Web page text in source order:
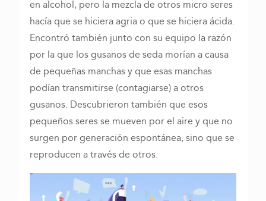
en alcohol, pero la mezcla de otros micro seres
hacía que se hiciera agria o que se hiciera ácida.
Encontró también junto con su equipo la razón
por la que los gusanos de seda morían a causa
de pequeñas manchas y que esas manchas
podían transmitirse (contagiarse) a otros
gusanos. Descubrieron también que esos
pequeños seres se mueven por el aire y que no
surgen por generación espontánea, sino que se
reproducen a través de otros.